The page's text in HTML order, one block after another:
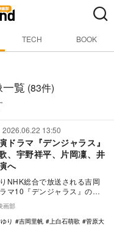
TECH BOOK
覧 (83件)
2026.06.22 13:50
ドラマ『デンジャラス』
、宇野祥平、片岡凜、井
へ
NHK総合で放送される吉岡
マ10『デンジャラス』の追
て、上白石萌歌、宇野祥
画部
り 吉岡里帆 上白石萌歌
菅原大